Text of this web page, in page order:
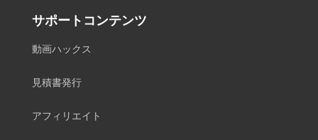
サポートコンテンツ
動画ハックス
見積書発行
アフィリエイト